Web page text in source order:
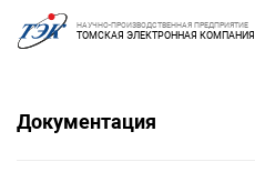
НАУЧНО-ПРОИЗВОДСТВЕННАЯ ПРЕДПРИЯТИЕ
ТОМСКАЯ ЭЛЕКТРОННАЯ КОМПАНИЯ
Документация